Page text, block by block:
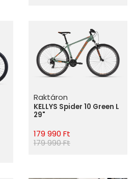
Raktáron
KELLYS Spider 10 Green L
29"
179 990 Ft
179 990 Ft